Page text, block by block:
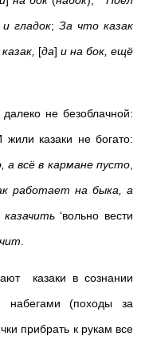
гладок; За что казак
[да] и на бок, ещё
не безоблачной:
жили казаки не богато:
а всё в кармане пусто
работает на быка, а
казачить‘вольно вести
казаки в сознании
набегами (походы за
прибрать к рукам все